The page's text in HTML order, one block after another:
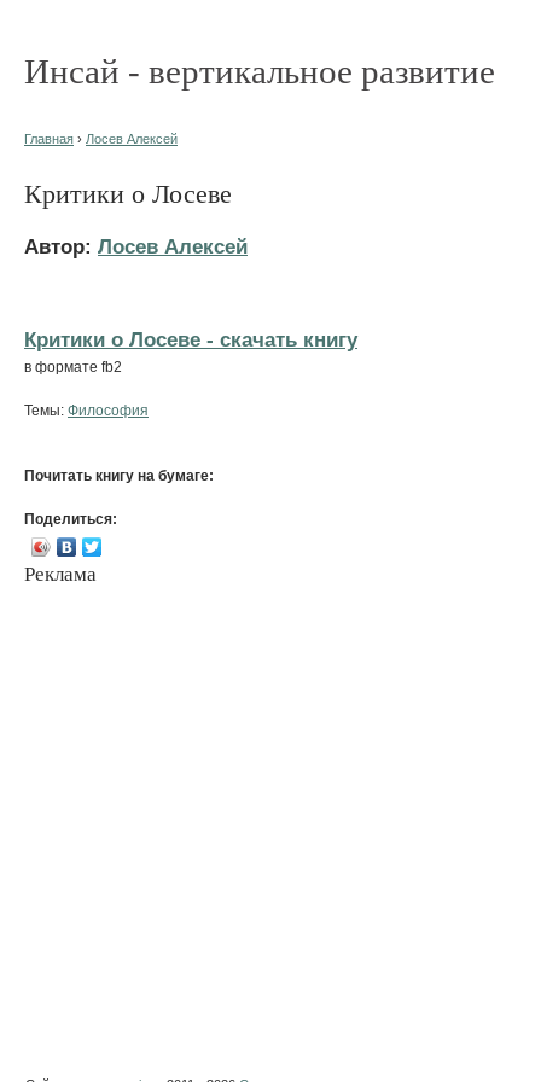
Инсай - вертикальное развитие
Главная › Лосев Алексей
Критики о Лосеве
Автор: Лосев Алексей
Критики о Лосеве - cкачать книгу
в формате fb2
Темы: Философия
Почитать книгу на бумаге:
Поделиться:
Реклама